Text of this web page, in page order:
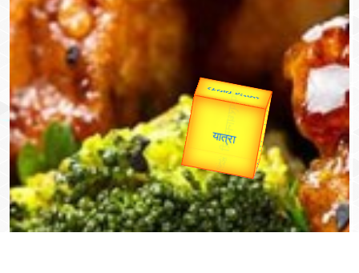
उप प्रधानमंत्री
Valentine's
उपराष्ट्रपतिGold Rate unTV Special